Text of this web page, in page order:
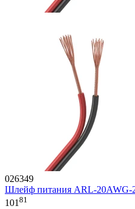
026349
Шлейф питания ARL-20AWG-
10181